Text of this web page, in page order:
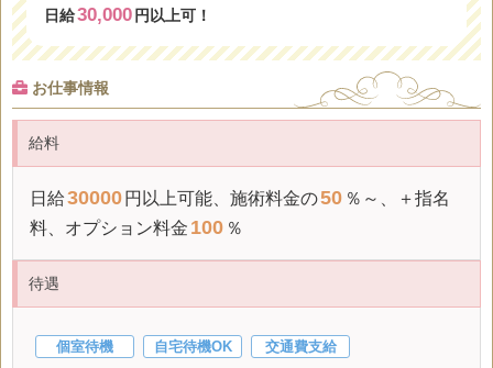
日給30,000 円以上可！
お仕事情報
給料
日給30000 円以上可能、施術料金の50 ％～、＋指名
料、オプション料金 100 ％
待遇
個室待機 自宅待機OK 交通費支給